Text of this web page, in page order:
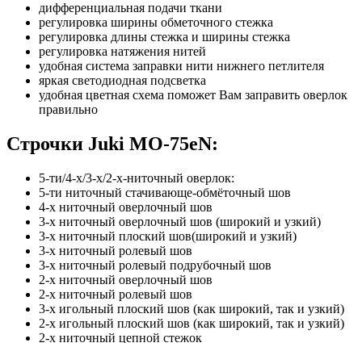
дифференциальная подачи ткани
регулировка ширины обметочного стежка
регулировка длины стежка и ширины стежка
регулировка натяжения нитей
удобная система заправки нити нижнего петлителя
яркая светодиодная подсветка
удобная цветная схема поможет Вам заправить оверлок
правильно
Строчки Juki МО-75еN:
5-ти/4-х/3-х/2-х-ниточный оверлок:
5-ти ниточный стачивающе-обмёточный шов
4-х ниточный оверлочный шов
3-х ниточный оверлочный шов (широкий и узкий)
3-х ниточный плоский шов(широкий и узкий)
3-х ниточный ролевый шов
3-х ниточный ролевый подрубочный шов
2-х ниточный оверлочный шов
2-х ниточный ролевый шов
3-х игольный плоский шов (как широкий, так и узкий)
2-х игольный плоский шов (как широкий, так и узкий)
2-х ниточный цепной стежок